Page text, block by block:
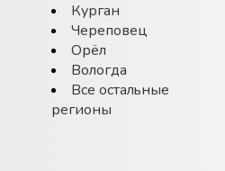
Курган
Череповец
Орёл
Вологда
Все остальные
регионы